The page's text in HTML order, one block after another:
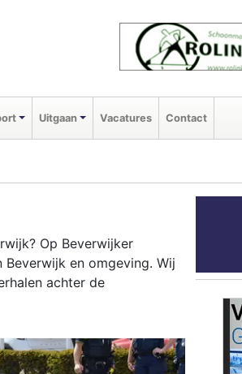
Uitgaan Vacatures Contact
Op Beverwijker
en omgeving. Wij
achter de
de Beverwijk Bazaar,